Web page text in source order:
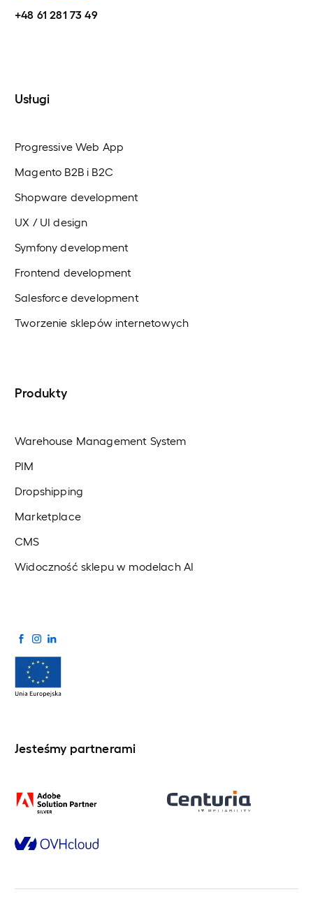
+48 61 281 73 49
Usługi
Progressive Web App
Magento B2B i B2C
Shopware development
UX / UI design
Symfony development
Frontend development
Salesforce development
Tworzenie sklepów internetowych
Produkty
Warehouse Management System
PIM
Dropshipping
Marketplace
CMS
Widoczność sklepu w modelach AI
Jesteśmy partnerami